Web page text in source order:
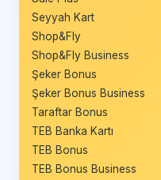
Seyyah Kart
Shop&Fly
Shop&Fly Business
Şeker Bonus
Şeker Bonus Business
Taraftar Bonus
TEB Banka Kartı
TEB Bonus
TEB Bonus Business